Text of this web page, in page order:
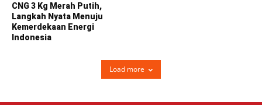
CNG 3 Kg Merah Putih,
Langkah Nyata Menuju
Kemerdekaan Energi
Indonesia
Load more